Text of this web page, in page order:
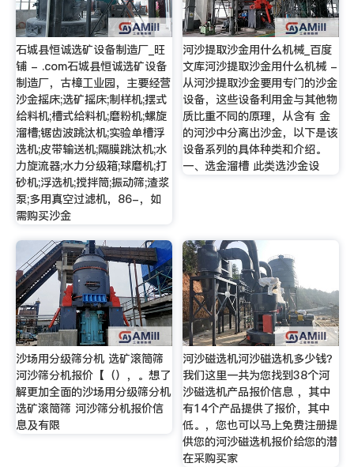
石城县恒诚选矿设备制造厂_旺
铺 - .com石城县恒诚选矿设备
制造厂，古樟工业园，主要经营
沙金摇床;选矿摇床;制样机;摆式
给料机;槽式给料机;磨粉机;螺旋
溜槽;锯齿波跳汰机;实验单槽浮
选机;皮带输送机;隔膜跳汰机;水
力旋流器;水力分级箱;球磨机;打
砂机;浮选机;搅拌筒;振动筛;渣浆
泵;多用真空过滤机，86-，如
需购买沙金
河沙提取沙金用什么机械_百度
文库河沙提取沙金用什么机械 -
从河沙提取沙金要用专门的沙金
设备，这些设备利用金与其他物
质比重不同的原理，从含有 金
的河沙中分离出沙金，以下是该
设备系列的具体种类和介绍。
一、选金溜槽 此类选沙金设
沙场用分级筛分机 选矿滚筒筛
河沙筛分机报价【（），。想了
解更加全面的沙场用分级筛分机
选矿滚筒筛 河沙筛分机报价信
息及有限
河沙磁选机河沙磁选机多少钱？
我们这里一共为您找到38个河
沙磁选机产品报价信息 ，其中
有14个产品提供了报价，其中
低。，您也可以马上免费注册提
供您的河沙磁选机报价给您的潜
在采购买家